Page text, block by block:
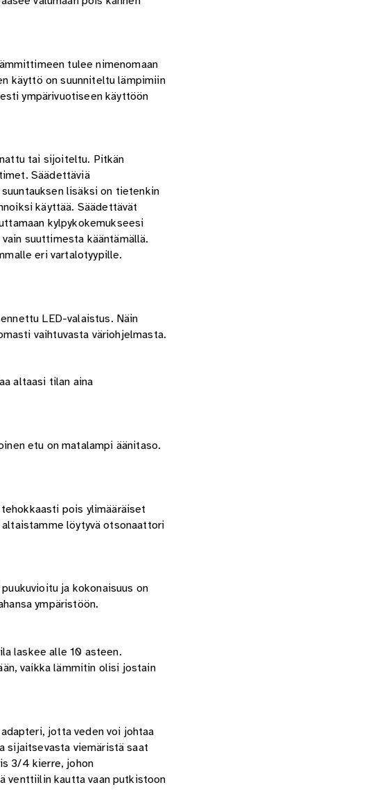
tulee nimenomaan
käyttö on suunniteltu lämpimiin
ympärivuotiseen käyttöön
tai sijoiteltu. Pitkän
Säädettäviä
lisäksi on tietenkin
käyttää. Säädettävät
kylpykokemukseesi
suuttimesta kääntämällä.
eri vartalotyypille.
LED-valaistus. Näin
vaihtuvasta väriohjelmasta.
altaasi tilan aina
etu on matalampi äänitaso.
pois ylimääräiset
löytyvä otsonaattori
ja kokonaisuus on
ympäristöön.
laskee alle 10 asteen.
vaikka lämmitin olisi jostain
jotta veden voi johtaa
sijaitsevasta viemäristä saat
3/4 kierre, johon
venttiilin kautta vaan putkistoon